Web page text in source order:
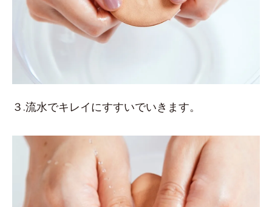
３.流水でキレイにすすいでいきます。